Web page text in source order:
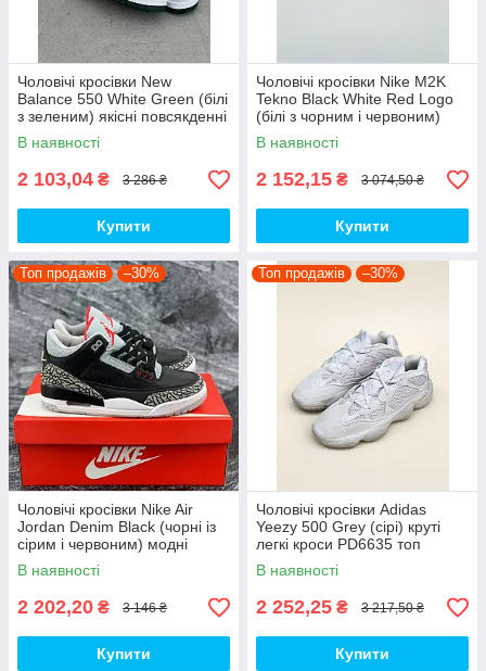
Чоловічі кросівки New
Balance 550 White Green (білі
з зеленим) якісні повсякденні
кроси NB020 top
В наявності
2 103,04 ₴ 3 286 ₴
Купити
Чоловічі кросівки Nike M2K
Tekno Black White Red Logo
(білі з чорним і червоним)
спортивні демі кроси PD7430
топ
В наявності
2 152,15 ₴ 3 074,50 ₴
Купити
Топ продажів –30%
Чоловічі кросівки Nike Air
Jordan Denim Black (чорні із
сірим і червоним) модні
демісезонні кроси PD7043
топ
В наявності
2 202,20 ₴ 3 146 ₴
Купити
Топ продажів –30%
Чоловічі кросівки Adidas
Yeezy 500 Grey (сірі) круті
легкі кроси PD6635 топ
В наявності
2 252,25 ₴ 3 217,50 ₴
Купити